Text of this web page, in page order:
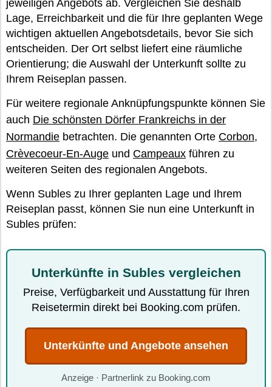
jeweiligen Angebots ab. Vergleichen Sie deshalb
Lage, Erreichbarkeit und die für Ihre geplanten Wege
wichtigen aktuellen Angebotsdetails, bevor Sie sich
entscheiden. Der Ort selbst liefert eine räumliche
Orientierung; die Auswahl der Unterkunft sollte zu
Ihrem Reiseplan passen.
Für weitere regionale Anknüpfungspunkte können Sie
auch Die schönsten Dörfer Frankreichs in der
Normandie betrachten. Die genannten Orte Corbon,
Crèvecoeur-En-Auge und Campeaux führen zu
weiteren Seiten des regionalen Angebots.
Wenn Subles zu Ihrer geplanten Lage und Ihrem
Reiseplan passt, können Sie nun eine Unterkunft in
Subles prüfen:
Unterkünfte in Subles vergleichen
Preise, Verfügbarkeit und Ausstattung für Ihren
Reisetermin direkt bei Booking.com prüfen.
Unterkünfte und Angebote ansehen
Anzeige · Partnerlink zu Booking.com